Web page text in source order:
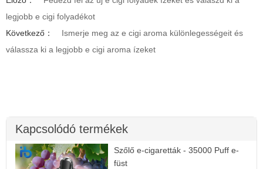
legjobb e cigi folyadékot
Következő：
Ismerje meg az e cigi aroma különlegességeit és
válassza ki a legjobb e cigi aroma ízeket
Kapcsolódó termékek
Szőlő e-cigaretták - 35000 Puff e-
füst